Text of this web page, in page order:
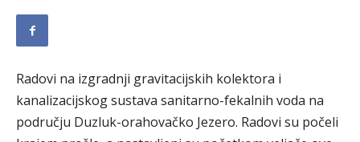
Radovi na izgradnji gravitacijskih kolektora i
kanalizacijskog sustava sanitarno-fekalnih voda na
području Duzluk-orahovačko Jezero. Radovi su počeli